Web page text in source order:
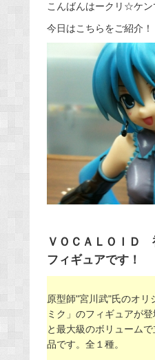
c
e
b
o
o
k
こんばんはークリ☆ケン
今日はこちらをご紹介！
ＶＯＣＡＬＯＩＤ
フィギュアです！
原型師"宮川武"氏のオリ
ミク」のフィギュアが
と最大級のボリューム
品です。全１種。